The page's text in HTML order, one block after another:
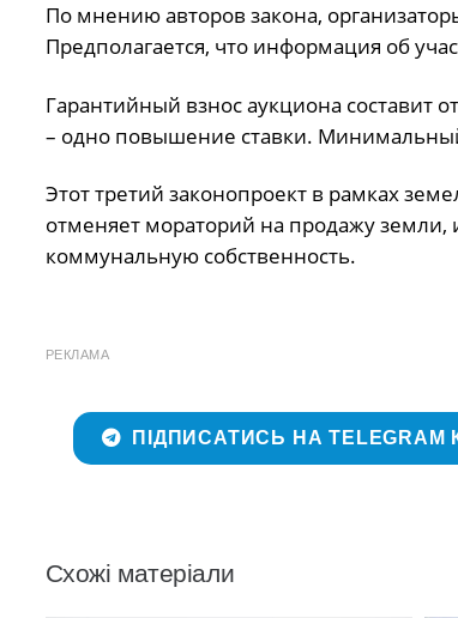
По мнению авторов закона,
Предполагается, что информация об
Гарантийный взнос аукциона составит
– одно повышение ставки.
Этот третий законопроект в рамках
отменяет мораторий на продажу
коммунальную собственность.
РЕКЛАМА
ПІДПИСАТИСЬ НА TELEGRAM
Схожі матеріали